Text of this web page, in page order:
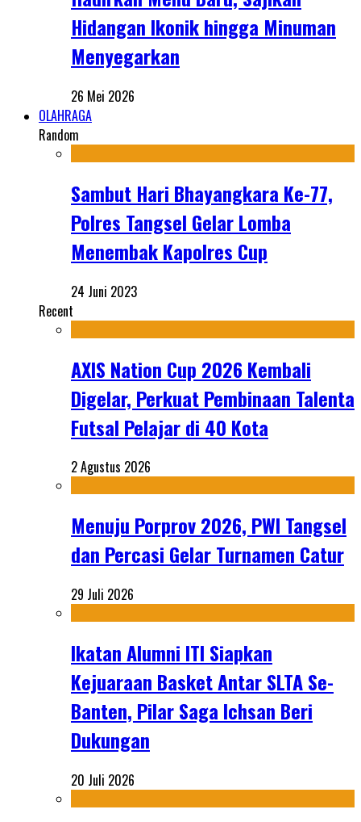
Hidangan Ikonik hingga Minuman
Menyegarkan
26 Mei 2026
OLAHRAGA
Random
Sambut Hari Bhayangkara Ke-77,
Polres Tangsel Gelar Lomba
Menembak Kapolres Cup
24 Juni 2023
Recent
AXIS Nation Cup 2026 Kembali
Digelar, Perkuat Pembinaan Talenta
Futsal Pelajar di 40 Kota
2 Agustus 2026
Menuju Porprov 2026, PWI Tangsel
dan Percasi Gelar Turnamen Catur
29 Juli 2026
Ikatan Alumni ITI Siapkan
Kejuaraan Basket Antar SLTA Se-
Banten, Pilar Saga Ichsan Beri
Dukungan
20 Juli 2026